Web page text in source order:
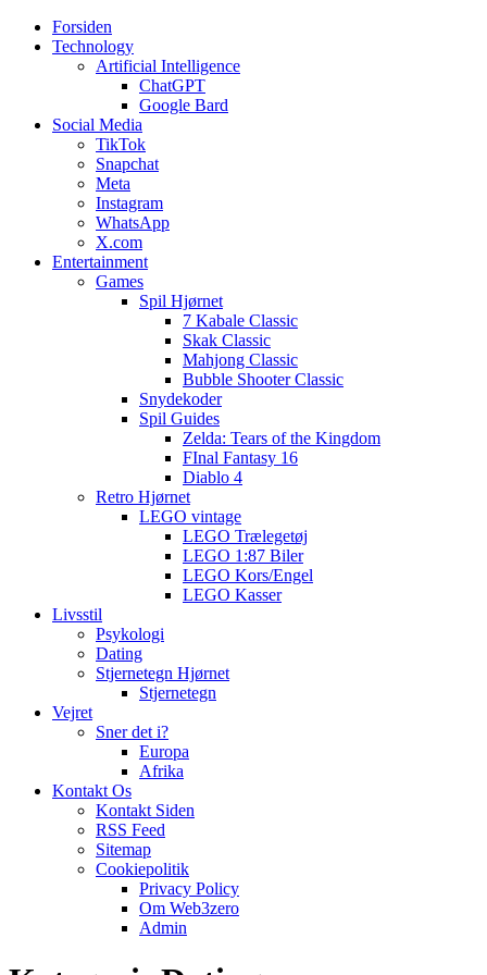
Web3zero.dk
Web3zero.dk
Forsiden
Technology
Artificial Intelligence
ChatGPT
Google Bard
Social Media
TikTok
Snapchat
Meta
Instagram
WhatsApp
X.com
Entertainment
Games
Spil Hjørnet
7 Kabale Classic
Skak Classic
Mahjong Classic
Bubble Shooter Classic
Snydekoder
Spil Guides
Zelda: Tears of the Kingdom
FInal Fantasy 16
Diablo 4
Retro Hjørnet
LEGO vintage
LEGO Trælegetøj
LEGO 1:87 Biler
LEGO Kors/Engel
LEGO Kasser
Livsstil
Psykologi
Dating
Stjernetegn Hjørnet
Stjernetegn
Vejret
Sner det i?
Europa
Afrika
Kontakt Os
Kontakt Siden
RSS Feed
Sitemap
Cookiepolitik
Privacy Policy
Om Web3zero
Admin